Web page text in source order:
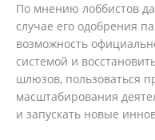
По мнению лоббистов
случае его одобрения
возможность
системой и
шлюзов, пользоваться
масштабирования
и запускать новые